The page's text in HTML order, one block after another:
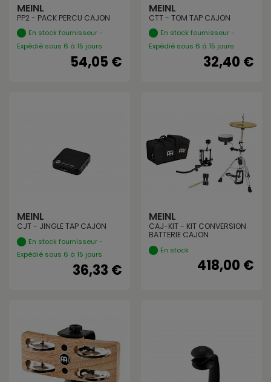
MEINL
PP2 - PACK PERCU CAJON
En stock fournisseur -
Expédié sous 6 à 15 jours
54,05 €
MEINL
CTT - TOM TAP CAJON
En stock fournisseur -
Expédié sous 6 à 15 jours
32,40 €
MEINL
CJT - JINGLE TAP CAJON
En stock fournisseur -
Expédié sous 6 à 15 jours
36,33 €
MEINL
CAJ-KIT - KIT CONVERSION
BATTERIE CAJON
En stock
418,00 €